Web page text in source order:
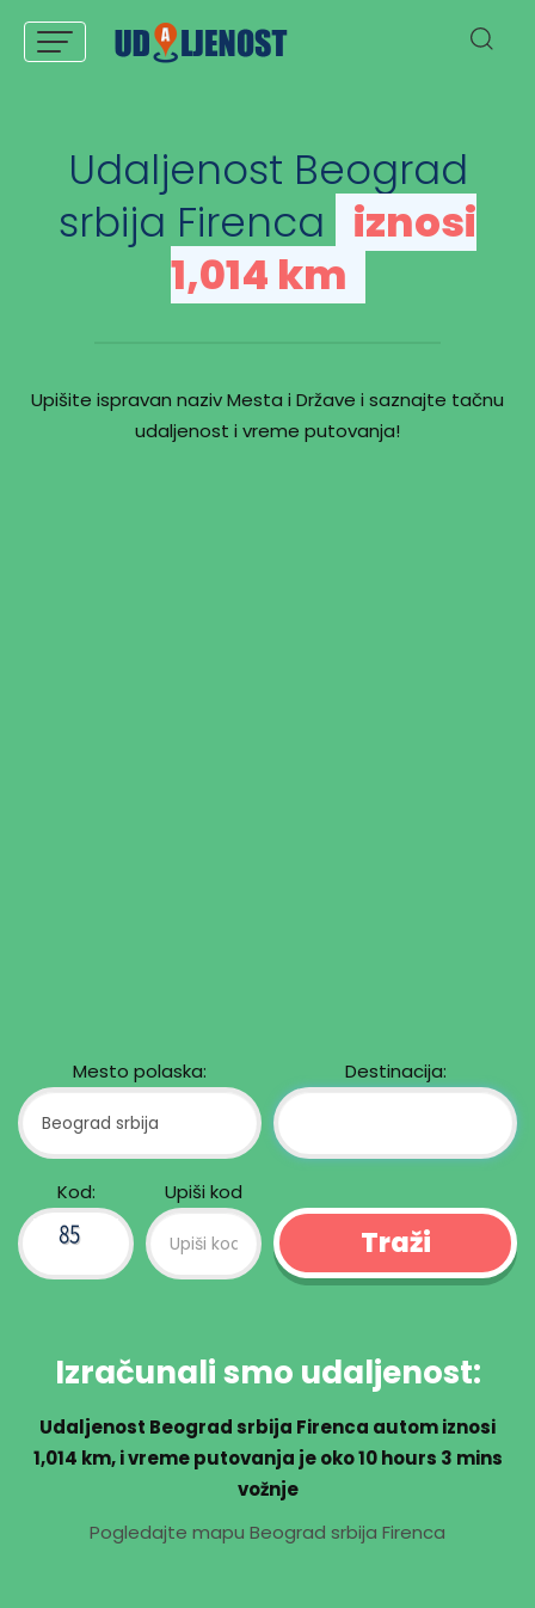
Udaljenost Beograd
srbija Firenca iznosi
1,014 km
Upišite ispravan naziv Mesta i Države i saznajte tačnu
udaljenost i vreme putovanja!
Mesto polaska: Destinacija:
Kod: Upiši kod
Izračunali smo udaljenost:
Udaljenost Beograd srbija Firenca autom iznosi
1,014 km, i vreme putovanja je oko10 hours 3 mins
vožnje
Pogledajte mapu Beograd srbija Firenca